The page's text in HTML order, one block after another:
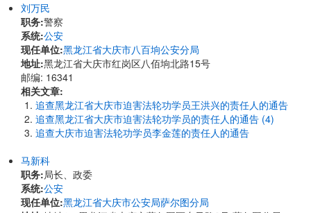
刘万民
职务:警察
系统:公安
现任单位:黑龙江省大庆市八百垧公安分局
地址:黑龙江省大庆市红岗区八佰垧北路15号
邮编: 16341
相关文章:
追查黑龙江省大庆市迫害法轮功学员王洪兴的责任人的通告
追查黑龙江省大庆市迫害法轮功学员的责任人的通告 (4)
追查大庆市迫害法轮功学员李金莲的责任人的通告
马新科
职务:局长、政委
系统:公安
现任单位:黑龙江省大庆市公安局萨尔图分局